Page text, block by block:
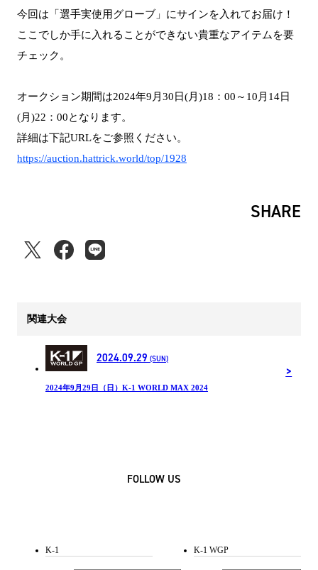
今回は「選手実使用グローブ」にサインを入れてお届け！
ここでしか手に入れることができない貴重なアイテムを要
チェック。
オークション期間は2024年9月30日(月)18：00～10月14日
(月)22：00となります。
詳細は下記URLをご参照ください。
https://auction.hattrick.world/top/1928
SHARE
関連大会
2024.09.29 (SUN)
2024年9月29日（日）K-1 WORLD MAX 2024
FOLLOW US
K-1 K-1 WGP